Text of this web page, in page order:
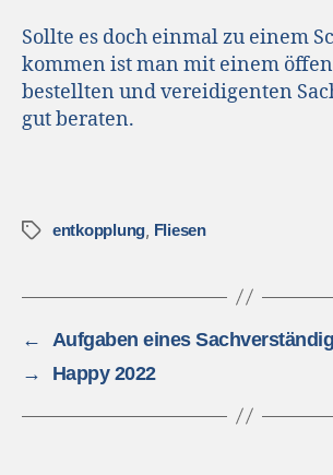
Sollte es doch einmal zu einem
kommen ist man mit einem
bestellten und vereidigenten
gut beraten.
entkopplung, Fliesen
←
Aufgaben eines
→
Happy 2022